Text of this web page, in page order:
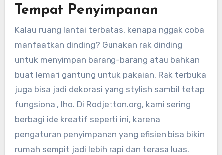
Tempat Penyimpanan
Kalau ruang lantai terbatas, kenapa nggak coba
manfaatkan dinding? Gunakan rak dinding
untuk menyimpan barang-barang atau bahkan
buat lemari gantung untuk pakaian. Rak terbuka
juga bisa jadi dekorasi yang stylish sambil tetap
fungsional, lho. Di Rodjetton.org, kami sering
berbagi ide kreatif seperti ini, karena
pengaturan penyimpanan yang efisien bisa bikin
rumah sempit jadi lebih rapi dan terasa luas.